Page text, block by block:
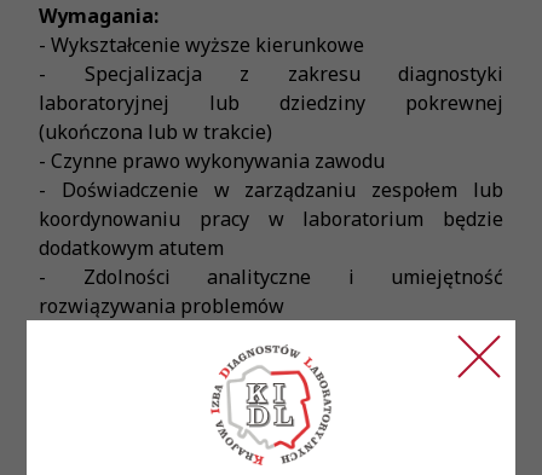
Wymagania:
- Wykształcenie wyższe kierunkowe
- Specjalizacja z zakresu diagnostyki
laboratoryjnej lub dziedziny pokrewnej
(ukończona lub w trakcie)
- Czynne prawo wykonywania zawodu
- Doświadczenie w zarządzaniu zespołem lub
koordynowaniu pracy w laboratorium będzie
dodatkowym atutem
- Zdolności analityczne i umiejętność
rozwiązywania problemów
- Wysoko rozwinięte umiejętności interpersonalne
- Stabilne zatrudnienie na podstawie umowy o